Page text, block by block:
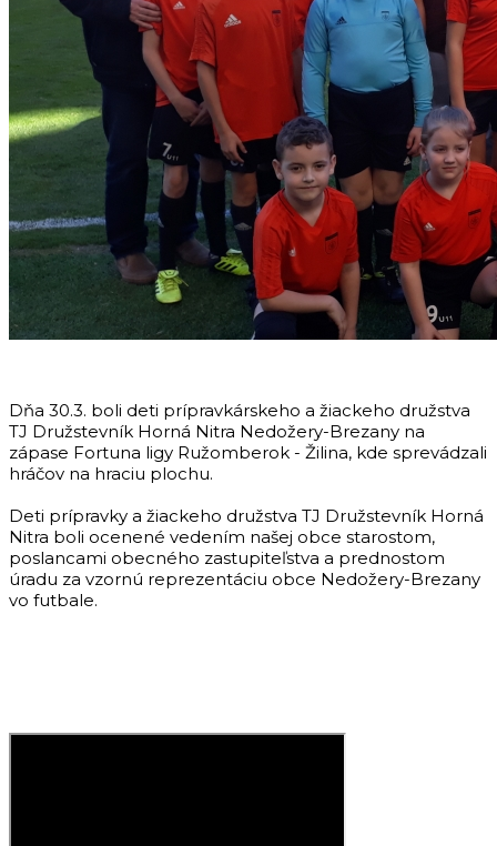
Dňa 30.3. boli deti prípravkárskeho a žiackeho družstva
TJ Družstevník Horná Nitra Nedožery-Brezany na
zápase Fortuna ligy Ružomberok - Žilina, kde sprevádzali
hráčov na hraciu plochu.
Deti prípravky a žiackeho družstva TJ Družstevník Horná
Nitra boli ocenené vedením našej obce starostom,
poslancami obecného zastupiteľstva a prednostom
úradu za vzornú reprezentáciu obce Nedožery-Brezany
vo futbale.